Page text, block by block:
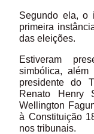
Segundo ela, o
primeira
das eleições.
Estiveram
simbólica,
presidente do
Renato Henry
Wellington
à Constituição
nos tribunais.